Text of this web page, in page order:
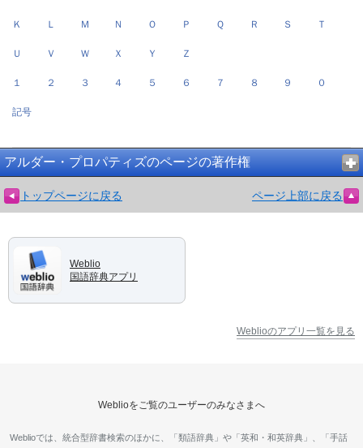
Ｋ Ｌ Ｍ Ｎ Ｏ Ｐ Ｑ Ｒ Ｓ Ｔ
Ｕ Ｖ Ｗ Ｘ Ｙ Ｚ
１ ２ ３ ４ ５ ６ ７ ８ ９ ０
記号
アルダー・プロパティズのページの著作権
トップページに戻る ページ上部に戻る
Weblio
国語辞典アプリ
Weblioのアプリ一覧を見る
Weblioをご覧のユーザーのみなさまへ
Weblioでは、統合型辞書検索のほかに、「類語辞典」や「英和・和英辞典」、「手話